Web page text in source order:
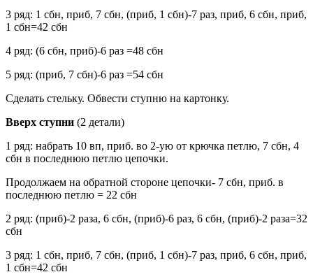
3 ряд: 1 сбн, приб, 7 сбн, (приб, 1 сбн)-7 раз, приб, 6 сбн, приб,
1 сбн=42 сбн
4 ряд: (6 сбн, приб)-6 раз =48 сбн
5 ряд: (приб, 7 сбн)-6 раз =54 сбн
Сделать стельку. Обвести ступню на картонку.
Вверх ступни (2 детали)
1 ряд: набрать 10 вп, приб. во 2-ую от крючка петлю, 7 сбн, 4
сбн в последнюю петлю цепочки.
Продолжаем на обратной стороне цепочки- 7 сбн, приб. в
последнюю петлю = 22 сбн
2 ряд: (приб)-2 раза, 6 сбн, (приб)-6 раз, 6 сбн, (приб)-2 раза=32
сбн
3 ряд: 1 сбн, приб, 7 сбн, (приб, 1 сбн)-7 раз, приб, 6 сбн, приб,
1 сбн=42 сбн